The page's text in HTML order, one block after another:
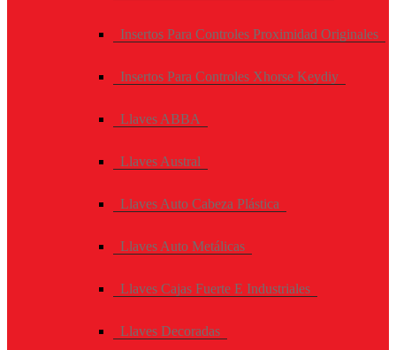
Insertos Para Controles Proximidad Originales
Insertos Para Controles Xhorse Keydiy
Llaves ABBA
Llaves Austral
Llaves Auto Cabeza Plástica
Llaves Auto Metálicas
Llaves Cajas Fuerte E Industriales
Llaves Decoradas